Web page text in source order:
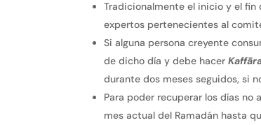
Tradicionalmente el inicio y el
expertos pertenecientes al
Si alguna persona creyente
de dicho día y debe hacer
durante dos meses seguidos, si
Para poder recuperar los días no
mes actual del Ramadán hasta